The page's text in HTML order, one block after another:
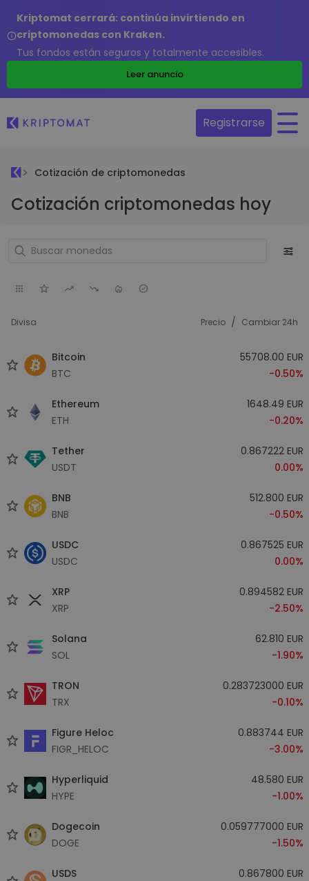
Kriptomat cerrará: continúa invirtiendo en
criptomonedas con Kraken.
Tus fondos están seguros y totalmente accesibles.
Leer anuncio
Registrarse
Cotización de criptomonedas
Cotización criptomonedas hoy
Divisa Precio / Cambiar 24h
Bitcoin
BTC
55708.00 EUR
-0.50%
Ethereum
ETH
1648.49 EUR
-0.20%
Tether
USDT
0.867222 EUR
0.00%
BNB
BNB
512.800 EUR
-0.50%
USDC
USDC
0.867525 EUR
0.00%
XRP
XRP
0.894582 EUR
-2.50%
Solana
SOL
62.810 EUR
-1.90%
TRON
TRX
0.283723000 EUR
-0.10%
Figure Heloc
FIGR_HELOC
0.883744 EUR
-3.00%
Hyperliquid
HYPE
48.580 EUR
-1.00%
Dogecoin
DOGE
0.059777000 EUR
-1.50%
USDS
0.867800 EUR